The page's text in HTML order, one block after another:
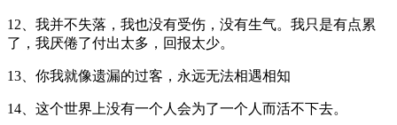
12、我并不失落，我也没有受伤，没有生气。我只是有点累
了，我厌倦了付出太多，回报太少。
13、你我就像遗漏的过客，永远无法相遇相知
14、这个世界上没有一个人会为了一个人而活不下去。